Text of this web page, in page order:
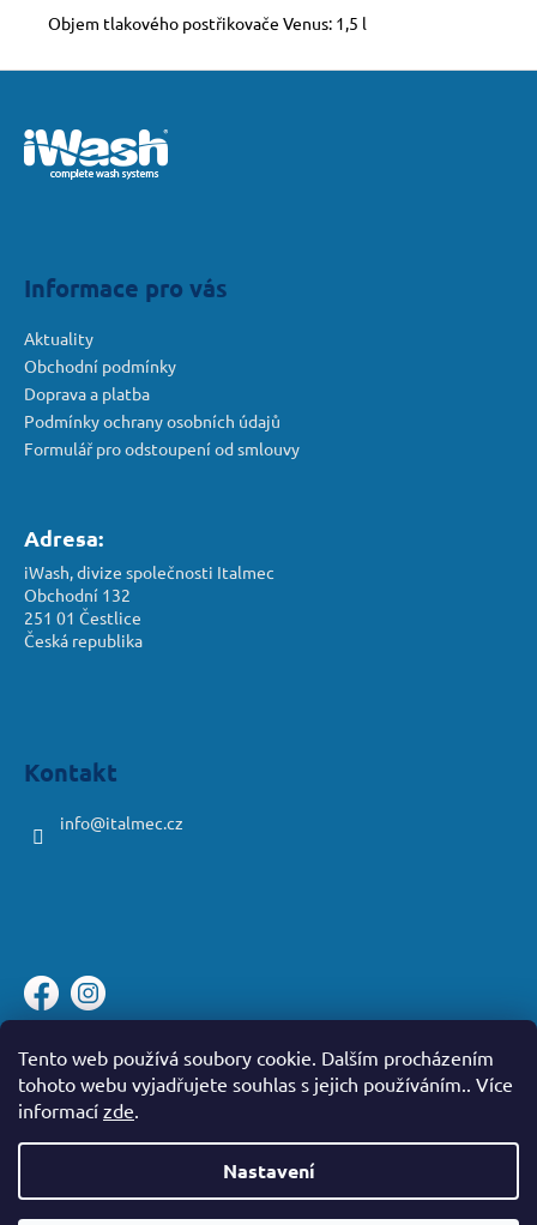
Tento web používá soubory cookie. Dalším procházením
tohoto webu vyjadřujete souhlas s jejich používáním.. Více
informací zde.
Nastavení
Objem tlakového postřikovače Venus: 1,5 l
Informace pro vás
Aktuality
Obchodní podmínky
Doprava a platba
Podmínky ochrany osobních údajů
Formulář pro odstoupení od smlouvy
Adresa:
iWash, divize společnosti Italmec
Obchodní 132
251 01 Čestlice
Česká republika
Kontakt
info@italmec.cz